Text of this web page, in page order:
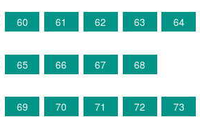
60 61 62 63 64
65 66 67 68
69 70 71 72 73